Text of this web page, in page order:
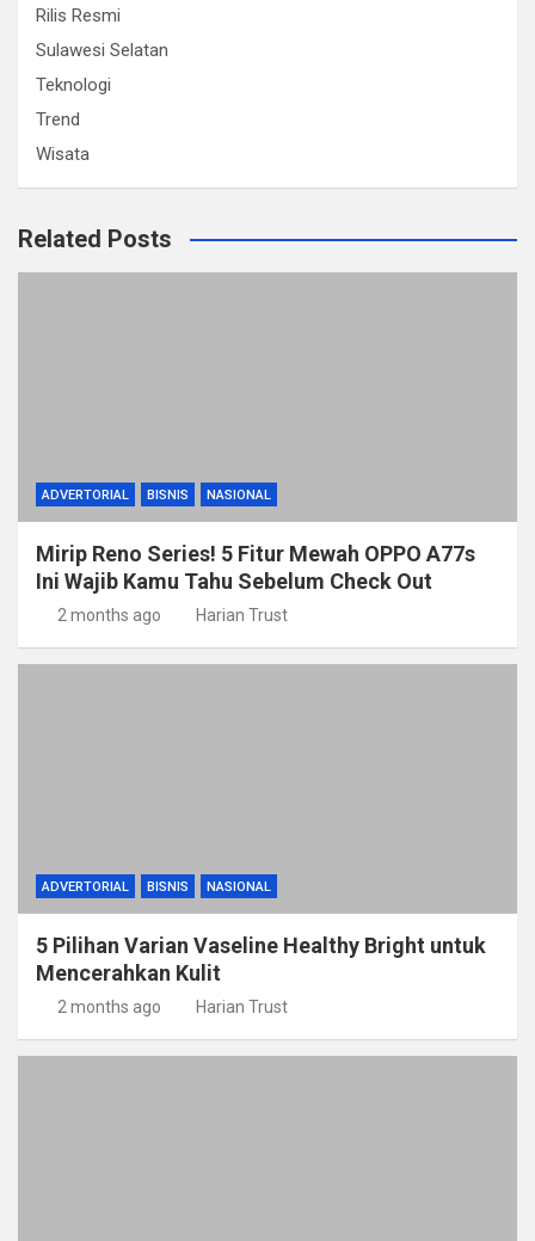
Rilis Resmi
Sulawesi Selatan
Teknologi
Trend
Wisata
Related Posts
ADVERTORIAL BISNIS NASIONAL
Mirip Reno Series! 5 Fitur Mewah OPPO A77s
Ini Wajib Kamu Tahu Sebelum Check Out
2 months ago Harian Trust
ADVERTORIAL BISNIS NASIONAL
5 Pilihan Varian Vaseline Healthy Bright untuk
Mencerahkan Kulit
2 months ago Harian Trust